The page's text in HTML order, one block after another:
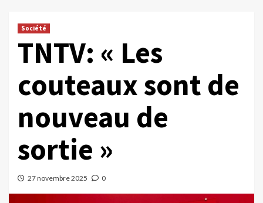
Société
TNTV: « Les
couteaux sont de
nouveau de
sortie »
27 novembre 2025 0